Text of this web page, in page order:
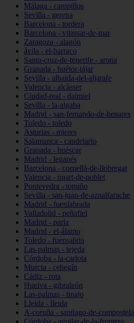
Málaga - campillos
Sevilla - gerena
Barcelona - tordera
Barcelona - vilassar-de-mar
Zaragoza - alagón
ávila - el-barraco
Santa-cruz-de-tenerife - arona
Granada - huétor-tájar
Sevilla - albaida-del-aljarafe
Valencia - alcàsser
Ciudad-real - daimiel
Sevilla - la-algaba
Madrid - san-fernando-de-henares
Toledo - toledo
Asturias - mieres
Salamanca - candelario
Granada - huéscar
Madrid - leganés
Barcelona - cornellà-de-llobregat
Valencia - quart-de-poblet
Pontevedra - tomiño
Sevilla - san-juan-de-aznalfarache
Madrid - fuenlabrada
Valladolid - peñafiel
Madrid - parla
Madrid - el-álamo
Toledo - fuensalida
Las-palmas - tejeda
Córdoba - la-carlota
Murcia - cehegín
Cádiz - rota
Huelva - gibraleón
Las-palmas - tinajo
Lleida - lleida
A-coruña - santiago-de-compostela
Córdoba - aguilar-de-la-frontera